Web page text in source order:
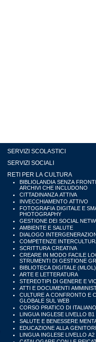
SERVIZI SCOLASTICI
SERVIZI SOCIALI
RETI PER LA CULTURA
BIBLIOLANDIA SENZA
ARCHIVI CHE INCLUDONO
CITTADINANZA ATTIVA
INVECCHIAMENTO ATTIVO
FOTOGRAFIA DIGITALE E
PHOTOGRAPHY
GESTIONE DEI SOCIAL
AMBIENTE E SALUTE
DIALOGO
COMPETENZE
SCRITTURA CREATIVA
CREARE IN MODO FACILE
STRUMENTI DI GESTIONE
BIBLIOTECA DIGITALE (MLOL)
ARTE E LETTERATURA
STEREOTIPI DI GENERE E
ATTI E DOCUMENTI
CULTURE A CONFRONTO E
GLOBALE SUL WEB
CORSO PRATICO DI
LINGUA INGLESE LIVELLO B1
SALUTE E BENESSERE
EDUCAZIONE ALLA
LINGUA INGLESE LIVELLO A2